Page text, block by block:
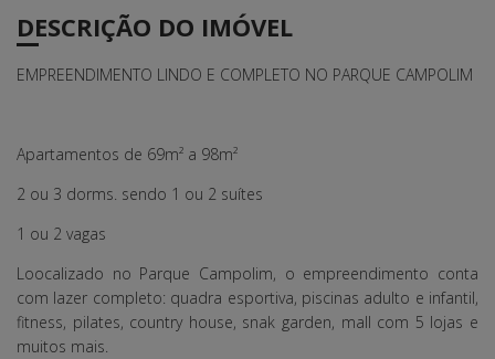
DESCRIÇÃO DO IMÓVEL
EMPREENDIMENTO LINDO E COMPLETO NO PARQUE CAMPOLIM
Apartamentos de 69m² a 98m²
2 ou 3 dorms. sendo 1 ou 2 suítes
1 ou 2 vagas
Loocalizado no Parque Campolim, o empreendimento conta
com lazer completo: quadra esportiva, piscinas adulto e infantil,
fitness, pilates, country house, snak garden, mall com 5 lojas e
muitos mais.